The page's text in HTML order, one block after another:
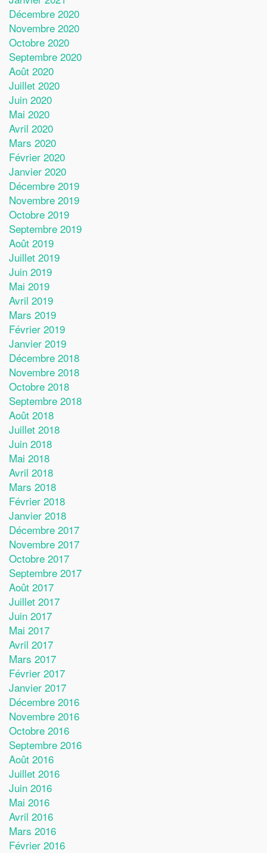
Décembre 2020
Novembre 2020
Octobre 2020
Septembre 2020
Août 2020
Juillet 2020
Juin 2020
Mai 2020
Avril 2020
Mars 2020
Février 2020
Janvier 2020
Décembre 2019
Novembre 2019
Octobre 2019
Septembre 2019
Août 2019
Juillet 2019
Juin 2019
Mai 2019
Avril 2019
Mars 2019
Février 2019
Janvier 2019
Décembre 2018
Novembre 2018
Octobre 2018
Septembre 2018
Août 2018
Juillet 2018
Juin 2018
Mai 2018
Avril 2018
Mars 2018
Février 2018
Janvier 2018
Décembre 2017
Novembre 2017
Octobre 2017
Septembre 2017
Août 2017
Juillet 2017
Juin 2017
Mai 2017
Avril 2017
Mars 2017
Février 2017
Janvier 2017
Décembre 2016
Novembre 2016
Octobre 2016
Septembre 2016
Août 2016
Juillet 2016
Juin 2016
Mai 2016
Avril 2016
Mars 2016
Février 2016